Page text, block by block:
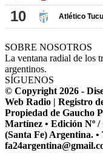
SOBRE NOSOTROS
La ventana radial de los
argentinos.
SÍGUENOS
© Copyright 2026 -
Web Radio | Registro
Propiedad de Gaucho
Martínez • Edición Nº /
(Santa Fe) Argentina. •